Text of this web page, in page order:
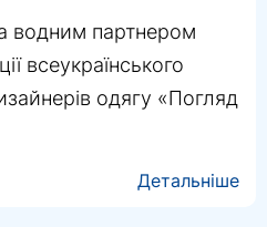
як водний
тренування за участю
гімнастики та
ігор Вікторії
Детальніше